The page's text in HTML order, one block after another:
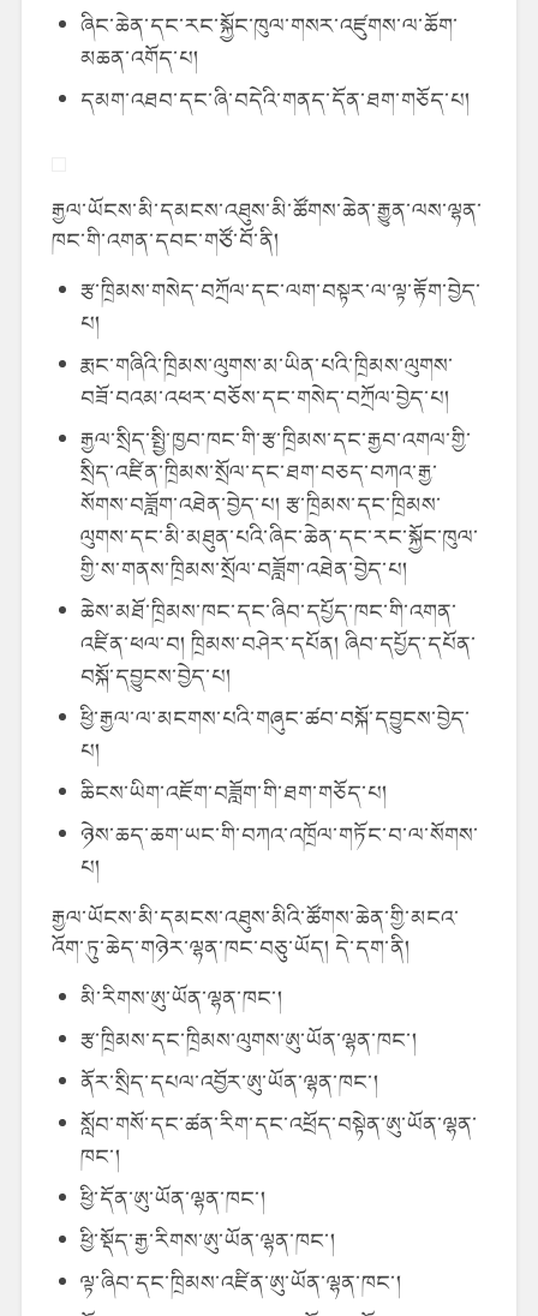
ཞིང་ཆེན་དང་རང་སྐྱོང་ཁུལ་གསར་འཛུགས་ལ་ཆོག་
མཆན་འགོད་པ།
དམག་འཐབ་དང་ཞི་བདེའི་གནད་དོན་ཐག་གཅོད་པ།
རྒྱལ་ཡོངས་མི་དམངས་འཐུས་མི་ཚོགས་ཆེན་རྒྱུན་ལས་ལྷན་
ཁང་གི་འགན་དབང་གཙོ་བོ་ནི།
རྩ་ཁྲིམས་གསེད་བཀྲོལ་དང་ལག་བསྟར་ལ་ལྟ་རྟོག་བྱེད་
པ།
རྨང་གཞིའི་ཁྲིམས་ལུགས་མ་ཡིན་པའི་ཁྲིམས་ལུགས་
བཟོ་བའམ་འཕར་བཅོས་དང་གསེད་བཀྲོལ་བྱེད་པ།
རྒྱལ་སྲིད་སྤྱི་ཁྱབ་ཁང་གི་རྩ་ཁྲིམས་དང་རྒྱབ་འགལ་གྱི་
སྲིད་འཛིན་ཁྲིམས་སྲོལ་དང་ཐག་བཅད་བཀའ་རྒྱ་
སོགས་བཟློག་འཐེན་བྱེད་པ། རྩ་ཁྲིམས་དང་ཁྲིམས་
ལུགས་དང་མི་མཐུན་པའི་ཞིང་ཆེན་དང་རང་སྐྱོང་ཁུལ་
གྱི་ས་གནས་ཁྲིམས་སྲོལ་བཟློག་འཐེན་བྱེད་པ།
ཆེས་མཐོ་ཁྲིམས་ཁང་དང་ཞིབ་དཔྱོད་ཁང་གི་འགན་
འཛིན་ཕལ་བ། ཁྲིམས་བཤེར་དཔོན། ཞིབ་དཔྱོད་དཔོན་
བསྐོ་དབྱུངས་བྱེད་པ།
ཕྱི་རྒྱལ་ལ་མངགས་པའི་གཞུང་ཚབ་བསྐོ་དབྱུངས་བྱེད་
པ།
ཆིངས་ཡིག་འཇོག་བཟློག་གི་ཐག་གཅོད་པ།
ཉེས་ཆད་ཆག་ཡང་གི་བཀའ་འཁྲོལ་གཏོང་བ་ལ་སོགས་
པ།
རྒྱལ་ཡོངས་མི་དམངས་འཐུས་མིའི་ཚོགས་ཆེན་གྱི་མངའ་
འོག་ཏུ་ཆེད་གཉེར་ལྷན་ཁང་བཅུ་ཡོད། དེ་དག་ནི།
མི་རིགས་ཨུ་ཡོན་ལྷན་ཁང་།
རྩ་ཁྲིམས་དང་ཁྲིམས་ལུགས་ཨུ་ཡོན་ལྷན་ཁང་།
ནོར་སྲིད་དཔལ་འབྱོར་ཨུ་ཡོན་ལྷན་ཁང་།
སློབ་གསོ་དང་ཚན་རིག་དང་འཕྲོད་བསྟེན་ཨུ་ཡོན་ལྷན་
ཁང་།
ཕྱི་དོན་ཨུ་ཡོན་ལྷན་ཁང་།
ཕྱི་སྡོད་རྒྱ་རིགས་ཨུ་ཡོན་ལྷན་ཁང་།
ལྟ་ཞིབ་དང་ཁྲིམས་འཛིན་ཨུ་ཡོན་ལྷན་ཁང་།